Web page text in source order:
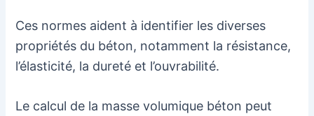
Ces normes aident à identifier les diverses
propriétés du béton, notamment la résistance,
l’élasticité, la dureté et l’ouvrabilité.
Le calcul de la masse volumique béton peut